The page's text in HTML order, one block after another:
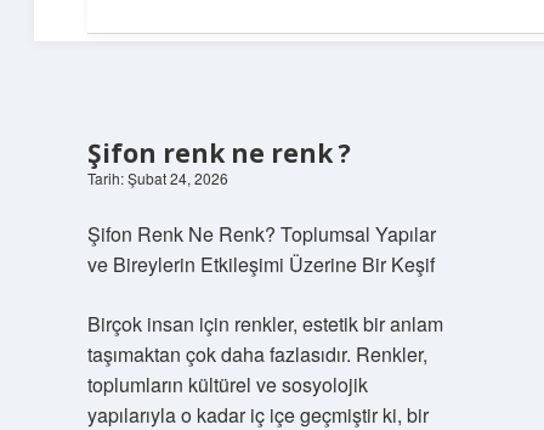
Şifon renk ne renk ?
Tarih: Şubat 24, 2026
Şifon Renk Ne Renk? Toplumsal Yapılar
ve Bireylerin Etkileşimi Üzerine Bir Keşif
Birçok insan için renkler, estetik bir anlam
taşımaktan çok daha fazlasıdır. Renkler,
toplumların kültürel ve sosyolojik
yapılarıyla o kadar iç içe geçmiştir ki, bir